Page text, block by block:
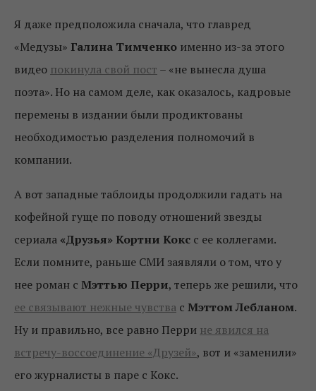
Я даже предположила сначала, что главред
«Медузы» Галина Тимченко именно из-за этого
видео покинула свой пост – «не вынесла душа
поэта». Но на самом деле, как оказалось, кадровые
перемены в издании были продиктованы
необходимостью разделения полномочий в
компании.
А вот западные таблоиды продолжили гадать на
кофейной гуще по поводу отношений звезды
сериала «Друзья» Кортни Кокс с ее коллегами.
Если помните, раньше СМИ заявляли о том, что у
нее роман с Мэттью Перри, теперь же решили, что
ее связывают нежные чувства с Мэттом Лебланом.
Ну и правильно, все равно Перри не явился на
встречу-воссоединение «Друзей», вот и «заменили»
его журналисты в паре с Кокс.